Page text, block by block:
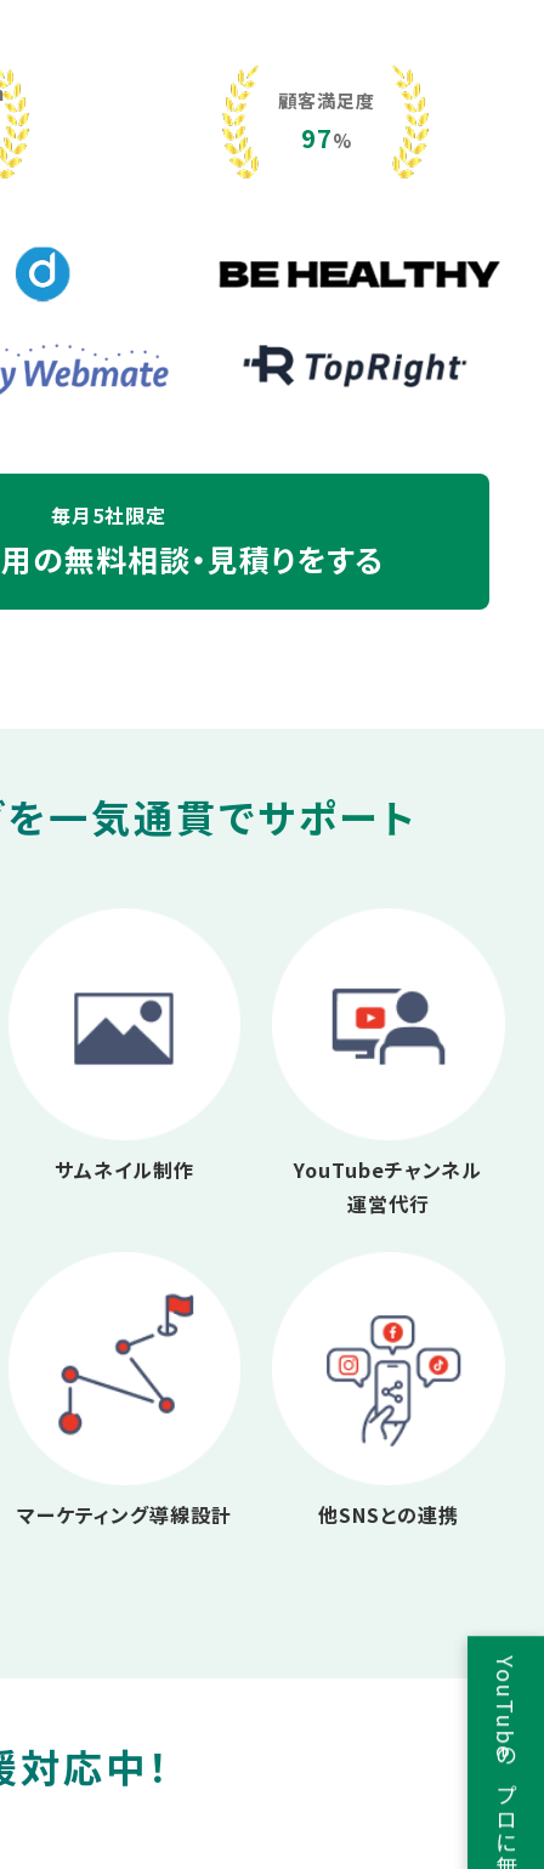
顧客満足度
97%
毎月5社限定
の無料相談・見積りをする
一気通貫でサポート
サムネイル制作
YouTubeチャンネル
運営代行
マーケティング導線設計 他SNSとの連携
応中！ YouTubeのプロに無料相談